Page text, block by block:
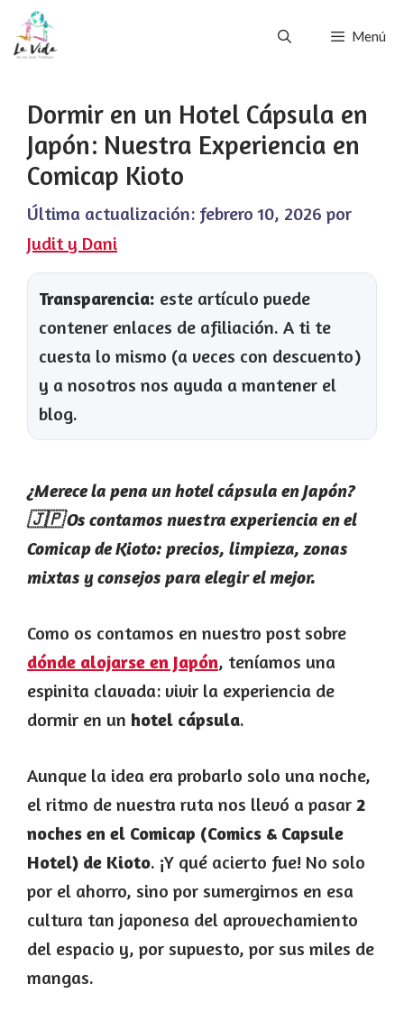
Saltar
Menú
Dormir en un Hotel Cápsula en
Japón: Nuestra Experiencia en
Comicap Kioto
Última actualización: febrero 10, 2026 por
Judit y Dani
Transparencia: este artículo puede
contener enlaces de afiliación. A ti te
cuesta lo mismo (a veces con descuento)
y a nosotros nos ayuda a mantener el
blog.
¿Merece la pena un hotel cápsula en Japón?
🇯🇵 Os contamos nuestra experiencia en el
Comicap de Kioto: precios, limpieza, zonas
mixtas y consejos para elegir el mejor.
Como os contamos en nuestro post sobre
dónde alojarse en Japón, teníamos una
espinita clavada: vivir la experiencia de
dormir en un hotel cápsula.
Aunque la idea era probarlo solo una noche,
el ritmo de nuestra ruta nos llevó a pasar 2
noches en el Comicap (Comics & Capsule
Hotel) de Kioto. ¡Y qué acierto fue! No solo
por el ahorro, sino por sumergirnos en esa
cultura tan japonesa del aprovechamiento
del espacio y, por supuesto, por sus miles de
mangas.